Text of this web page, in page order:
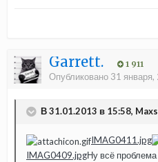
Garrett. 1 911
Опубликовано 31 января,
В 31.01.2013 в 15:58,
IMAG0411.jpg
IMAG0409.jpgНу всё